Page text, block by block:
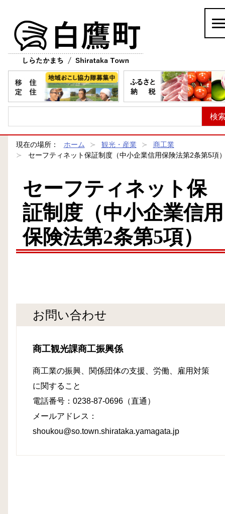
現在の場所： ホーム 観光・産業
商工業
セーフティネット保証制度（中小企業信用保険法第2条第5項
セーフティネット保
証制度（中小企業信用
保険法第2条第5項）
お問い合わせ
商工観光課商工振興係
商工業の振興、関係団体の支援、労働、雇用対策
に関すること
電話番号：0238-87-0696（直通）
メールアドレス：
shoukou@so.town.shirataka.yamagata.jp